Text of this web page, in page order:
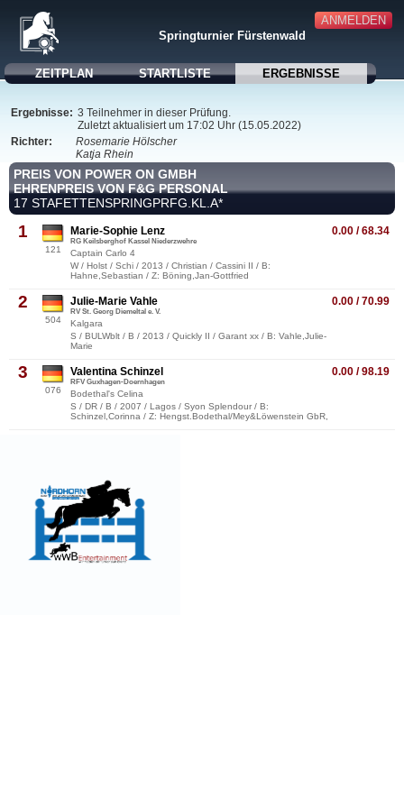
ANMELDEN
Springturnier Fürstenwald
ZEITPLAN STARTLISTE ERGEBNISSE
Ergebnisse: 3 Teilnehmer in dieser Prüfung.
Zuletzt aktualisiert um 17:02 Uhr (15.05.2022)
Richter:
Rosemarie Hölscher
Katja Rhein
PREIS VON POWER ON GMBH
EHRENPREIS VON F&G PERSONAL
17 STAFETTENSPRINGPRFG.KL.A*
1
121
0.00 / 68.34
Marie-Sophie Lenz
RG Keilsberghof Kassel Niederzwehre
Captain Carlo 4
W / Holst / Schi / 2013 / Christian / Cassini II / B:
Hahne,Sebastian / Z: Böning,Jan-Gottfried
2
504
0.00 / 70.99
Julie-Marie Vahle
RV St. Georg Diemeltal e. V.
Kalgara
S / BULWblt / B / 2013 / Quickly II / Garant xx / B: Vahle,Julie-
Marie
3
076
0.00 / 98.19
Valentina Schinzel
RFV Guxhagen-Doernhagen
Bodethal's Celina
S / DR / B / 2007 / Lagos / Syon Splendour / B:
Schinzel,Corinna / Z: Hengst.Bodethal/Mey&Löwenstein GbR,